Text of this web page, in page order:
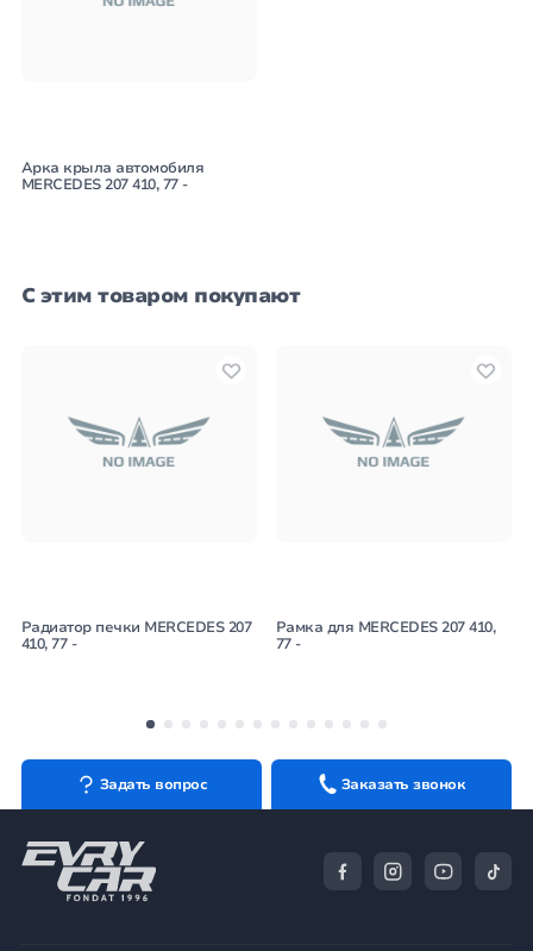
Арка крыла автомобиля
MERCEDES 207 410, 77 -
С этим товаром покупают
Радиатор печки MERCEDES 207
410, 77 -
Рамка для MERCEDES 207 410,
77 -
Задать вопрос Заказать звонок